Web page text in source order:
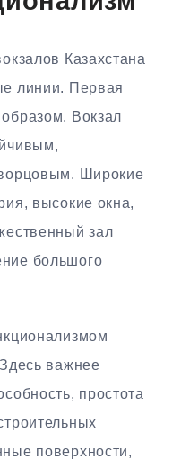
Казахстана
линии. Первая
Вокзал
Широкие
высокие окна,
зал
большого
важнее
простота
поверхности,